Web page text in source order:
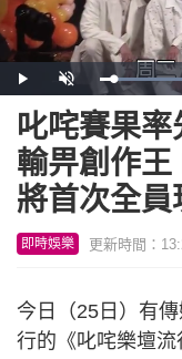
Play Unmute
叱咤賽果
輸畀創作
將首次全
即時娛樂 更新時間：
今日（25日）有
行的《叱咤樂壇